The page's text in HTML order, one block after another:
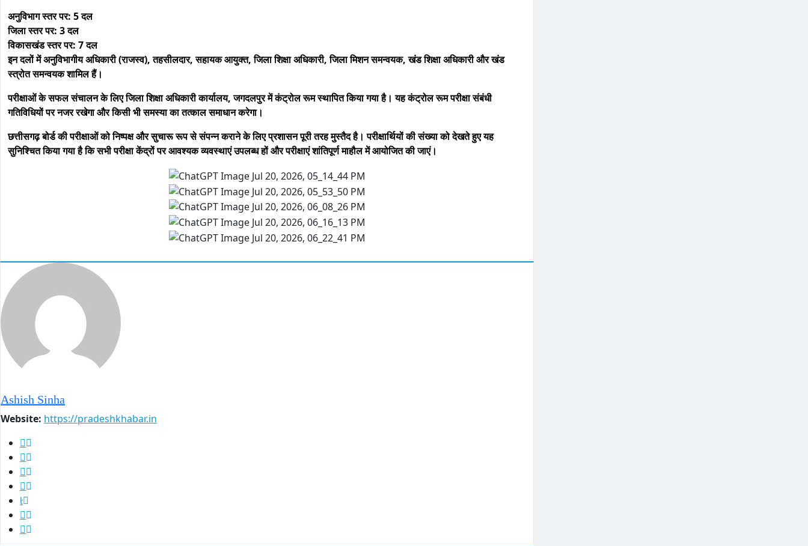
अनुविभाग स्तर पर: 5 दल
जिला स्तर पर: 3 दल
विकासखंड स्तर पर: 7 दल
इन दलों में अनुविभागीय अधिकारी (राजस्व), तहसीलदार, सहायक आयुक्त, जिला शिक्षा अधिकारी, जिला मिशन समन्वयक, खंड शिक्षा अधिकारी और खंड
स्त्रोत समन्वयक शामिल हैं।
परीक्षाओं के सफल संचालन के लिए जिला शिक्षा अधिकारी कार्यालय, जगदलपुर में कंट्रोल रूम स्थापित किया गया है। यह कंट्रोल रूम परीक्षा संबंधी
गतिविधियों पर नजर रखेगा और किसी भी समस्या का तत्काल समाधान करेगा।
छत्तीसगढ़ बोर्ड की परीक्षाओं को निष्पक्ष और सुचारू रूप से संपन्न कराने के लिए प्रशासन पूरी तरह मुस्तैद है। परीक्षार्थियों की संख्या को देखते हुए यह
सुनिश्चित किया गया है कि सभी परीक्षा केंद्रों पर आवश्यक व्यवस्थाएं उपलब्ध हों और परीक्षाएं शांतिपूर्ण माहौल में आयोजित की जाएं।
Ashish Sinha
Website: https://pradeshkhabar.in